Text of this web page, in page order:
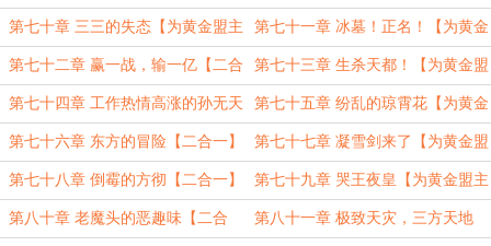
第七十章 三三的失态【为黄金盟主
wise海晨加更23、24】
第七十一章 冰墓！正名！【为黄金
盟主wise海晨加更25、26】
第七十二章 赢一战，输一亿【二合
一】
第七十三章 生杀天都！【为黄金盟
主wise海晨加更27、28】
第七十四章 工作热情高涨的孙无天
【二合一】
第七十五章 纷乱的琼霄花【为黄金
盟主wise海晨加更29、30】
第七十六章 东方的冒险【二合一】 第七十七章 凝雪剑来了【为黄金盟
主wise海晨加更31、32】
第七十八章 倒霉的方彻【二合一】 第七十九章 哭王夜皇【为黄金盟主
wise海晨加更33、34】
第八十章 老魔头的恶趣味【二合 第八十一章 极致天灾，三方天地